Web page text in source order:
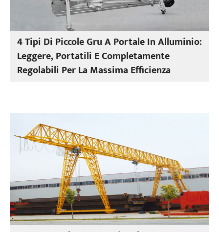
4 Tipi Di Piccole Gru A Portale In Alluminio:
Leggere, Portatili E Completamente
Regolabili Per La Massima Efficienza